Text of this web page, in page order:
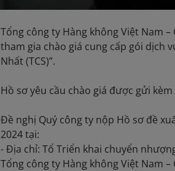
Tổng công ty Hàng không Việt Nam
tham gia chào giá cung cấp gói dịch
Nhất (TCS)”.
Hồ sơ yêu cầu chào giá được gửi
Đề nghị Quý công ty nộp Hồ sơ đề
2024 tại:
- Địa chỉ: Tổ Triển khai chuyển
Tổng công ty Hàng không Việt Nam